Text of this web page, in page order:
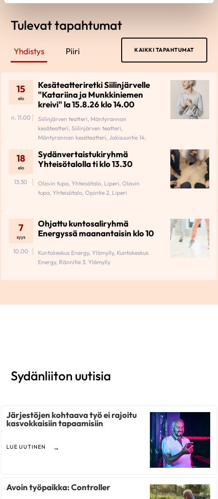
Tulevat tapahtumat
Yhdistys Piiri KAIKKI TAPAHTUMAT
15
elo
Kesäteatteriretki Siilinjärvelle
"Katariina ja Munkkiniemen
kreivi" la 15.8.26 klo 14.00
n. 11.00
Siilinjärven teatteri, Mäntyrannan
kesäteatteri, Siilinjärven teatteri,
Mäntyrannan kesäteatteri, Jokisuuntie 14,
18
elo
Sydänvertaistukiryhmä
Yhteisötalolla ti klo 13.30
13.30
Olavin tupa, Yhteisötalo, Liperi, Olavin
tupa, Yhteisötalo, Opintie 2, Liperi
7
syys
Ohjattu kuntosaliryhmä
Energyssä maanantaisin klo 10
10.00
Kuntokeskus Energy, Ylämylly, Kuntokeskus
Energy, Rännitie 3, Ylämylly
Sydänliiton uutisia
Järjestöjen kohtaava työ ei rajoitu
kasvokkaisiin tapaamisiin
LUE UUTINEN
Avoin työpaikka: Controller